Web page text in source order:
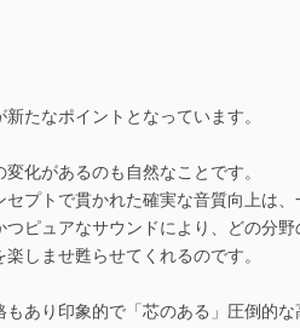
たなポイントとなっています。
化があるのも自然なことです。
セプトで貫かれた確実な音質向上は
ピュアなサウンドにより、どの分
しませ甦らせてくれるのです。
あり印象的で「芯のある」圧倒的